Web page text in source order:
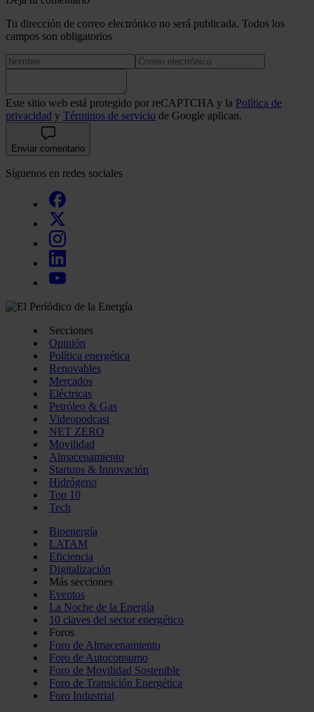
Tu dirección de correo electrónico no será publicada. Todos los
campos son obligatorios
Este sitio web está protegido por reCAPTCHA y la Política de
privacidad y Términos de servicio de Google aplican.
Enviar comentario
Síguenos en redes sociales
Secciones
Opinión
Política energética
Renovables
Mercados
Eléctricas
Petróleo & Gas
Videopodcast
NET ZERO
Movilidad
Almacenamiento
Startups & Innovación
Hidrógeno
Top 10
Tech
Bioenergía
LATAM
Eficiencia
Digitalización
Más secciones
Eventos
La Noche de la Energía
10 claves del sector energético
Foros
Foro de Almacenamiento
Foro de Autoconsumo
Foro de Movilidad Sostenible
Foro de Transición Energética
Foro Industrial